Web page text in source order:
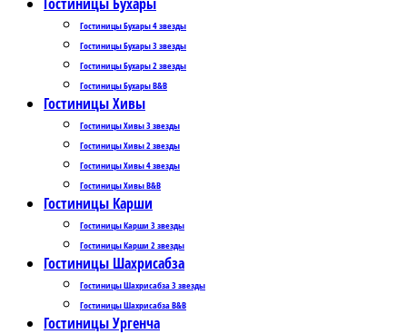
Гостиницы Бухары 4 звезды
Гостиницы Бухары 3 звезды
Гостиницы Бухары 2 звезды
Гостиницы Бухары B&B
Гостиницы Хивы
Гостиницы Хивы 3 звезды
Гостиницы Хивы 2 звезды
Гостиницы Хивы 4 звезды
Гостиницы Хивы B&B
Гостиницы Карши
Гостиницы Карши 3 звезды
Гостиницы Карши 2 звезды
Гостиницы Шахрисабза
Гостиницы Шахрисабза 3 звезды
Гостиницы Шахрисабза B&B
Гостиницы Ургенча